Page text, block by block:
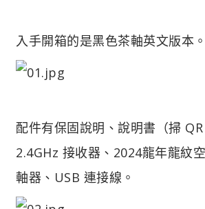
入手開箱的是黑色茶軸英文版本。
配件有保固說明、說明書（掃 QR
2.4GHz 接收器、2024龍年龍紋
軸器、USB 連接線。